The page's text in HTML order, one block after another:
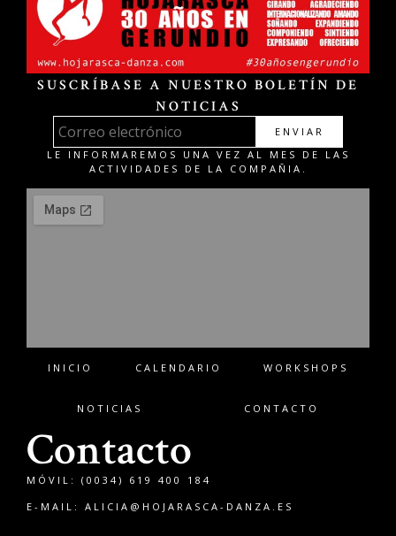
SUSCRÍBASE A NUESTRO BOLETÍN DE
NOTICIAS
ENVIAR
LE INFORMAREMOS UNA VEZ AL MES DE LAS
ACTIVIDADES DE LA COMPAÑIA.
INICIO CALENDARIO WORKSHOPS
NOTICIAS CONTACTO
Contacto
MÓVIL: (0034) 619 400 184
E-MAIL: ALICIA@HOJARASCA-DANZA.ES